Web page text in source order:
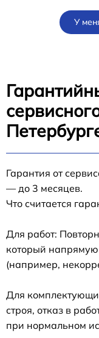
У
Гарантия от
— до 3 месяцев.
Что считается
Для работ:
который
(например,
Для
строя, отказ в
при нормальном